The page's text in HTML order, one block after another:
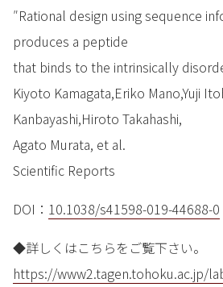
″Rational design using sequence
produces a peptide
that binds to the intrinsically
Kiyoto Kamagata,Eriko Mano,Yuji
Kanbayashi,Hiroto Takahashi,
Agato Murata, et al.
Scientific Reports
DOI： 10.1038/s41598-019-44688-0
◆詳しくはこちらをご覧下さい。
https://www2.tagen.tohoku.ac.jp/